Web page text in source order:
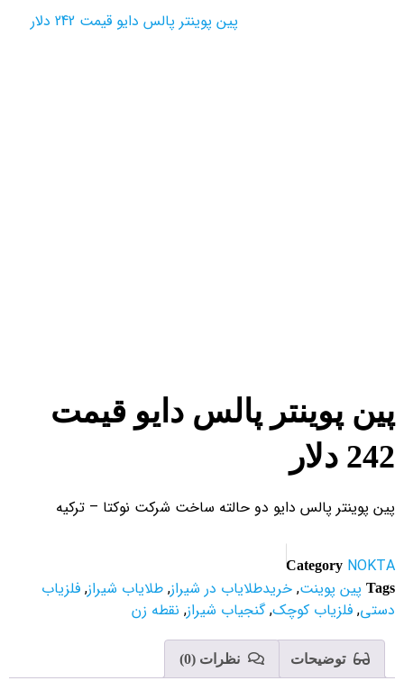
پین پوینتر پالس دایو قیمت 242 دلار
پین پوینتر پالس دایو قیمت
242 دلار
پین پوینتر پالس دایو دو حالته ساخت شرکت نوکتا – ترکیه
Category NOKTA
Tags پین پوینت, خریدطلایاب در شیراز, طلایاب شیراز, فلزیاب
دستی, فلزیاب کوچک,گنجیاب شیراز, نقطه زن
توضیحات نظرات (0)